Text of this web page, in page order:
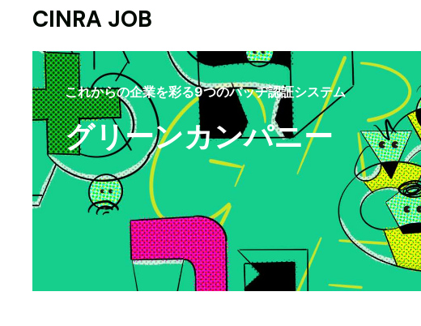
CINRA JOB
これからの企業を彩る9つのバッヂ認証システム
グリーンカンパニー